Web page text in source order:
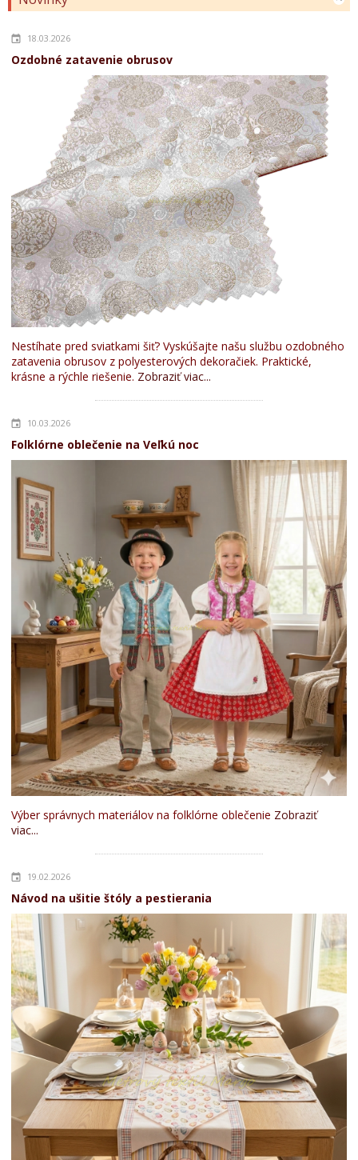
18.03.2026
Ozdobné zatavenie obrusov
Nestíhate pred sviatkami šiť? Vyskúšajte našu službu ozdobného
zatavenia obrusov z polyesterových dekoračiek. Praktické,
krásne a rýchle riešenie. Zobraziť viac...
10.03.2026
Folklórne oblečenie na Veľkú noc
Výber správnych materiálov na folklórne oblečenie Zobraziť
viac...
19.02.2026
Návod na ušitie štóly a pestierania